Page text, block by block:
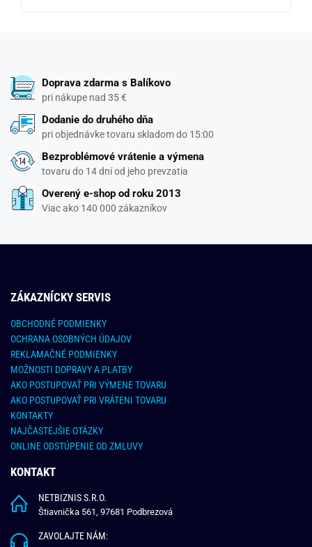
Doprava zdarma s Balíkovo
pri nákupe nad 35 €
Dodanie do druhého dňa
pri objednávke tovaru skladom do 15:00
Bezproblémové vrátenie a výmena
tovaru do 14 dní od jeho prevzatia
Overený e-shop od roku 2013
Viac ako 140 000 zákazníkov
ZÁKAZNÍCKY SERVIS
OBCHODNÉ PODMIENKY
OCHRANA OSOBNÝCH ÚDAJOV
REKLAMAČNÉ PODMIENKY
MOŽNOSTI DOPRAVY A PLATBY
AKO POSTUPOVAŤ PRI VÝMENE TOVARU
AKO POSTUPOVAŤ PRI VRÁTENI TOVARU
KONTAKTY
NAJČASTEJŠIE OTÁZKY
ONLINE ODSTÚPENIE OD ZMLUVY
KONTAKT
NETBIZNIS S.R.O.
Štiavnička 561, 97681 Podbrezová
ZAVOLAJTE NÁM: